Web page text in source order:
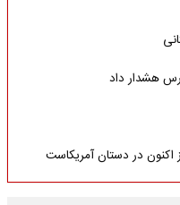
هشدار داد
اکنون در دستان آمریکاست